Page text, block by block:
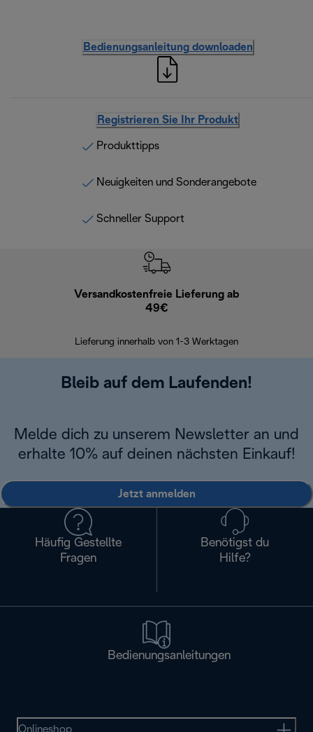
Bedienungsanleitung downloaden
Registrieren Sie Ihr Produkt
Produkttipps
Neuigkeiten und Sonderangebote
Schneller Support
Versandkostenfreie Lieferung ab
49€
Lieferung innerhalb von 1-3 Werktagen
Bleib auf dem Laufenden!
Melde dich zu unserem Newsletter an und
erhalte 10% auf deinen nächsten Einkauf!
Jetzt anmelden
Häufig Gestellte
Fragen
Benötigst du
Hilfe?
Bedienungsanleitungen
Onlineshop